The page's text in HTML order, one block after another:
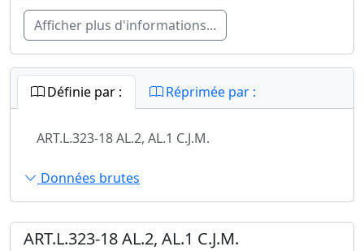
Afficher plus d'informations...
Définie par : Réprimée par :
ART.L.323-18 AL.2, AL.1 C.J.M.
Données brutes
ART.L.323-18 AL.2, AL.1 C.J.M.